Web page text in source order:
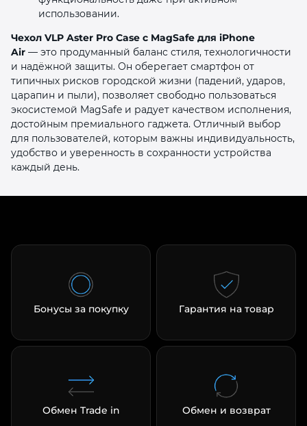
использовании.
Чехол VLP Aster Pro Case с MagSafe для iPhone
Air — это продуманный баланс стиля, технологичности
и надёжной защиты. Он оберегает смартфон от
типичных рисков городской жизни (падений, ударов,
царапин и пыли), позволяет свободно пользоваться
экосистемой MagSafe и радует качеством исполнения,
достойным премиального гаджета. Отличный выбор
для пользователей, которым важны индивидуальность,
удобство и уверенность в сохранности устройства
каждый день.
Бонусы за покупку Гарантия на товар
Обмен Trade in Обмен и возврат